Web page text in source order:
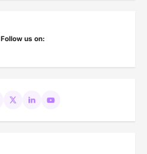
Follow us on: